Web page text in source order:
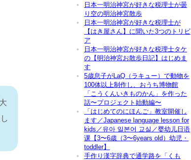
日本一明治神宮が好きな税理士が曇
り空の明治神宮散歩
日本一明治神宮が好きな税理士が
【はき屋さん】に聞いた3つのトリビ
ア
日本一明治神宮が好きな税理士タケ
の【明治神宮お散歩日記】はじめま
す
5歳息子がLaQ（ラキュー）で動物を
100体以上制作し、おうち博物館
「こうくんいきものかん」を作った
話〜プロジェクト始動編〜
「はじめてのにほんご」教室開催し
ます／Japanese language lesson for
kids／유아 일본어 교실／婴幼儿日语
课【3〜6歳（3〜6years old）幼児・
toddler】
手作り漢字辞典で通学路を「くも